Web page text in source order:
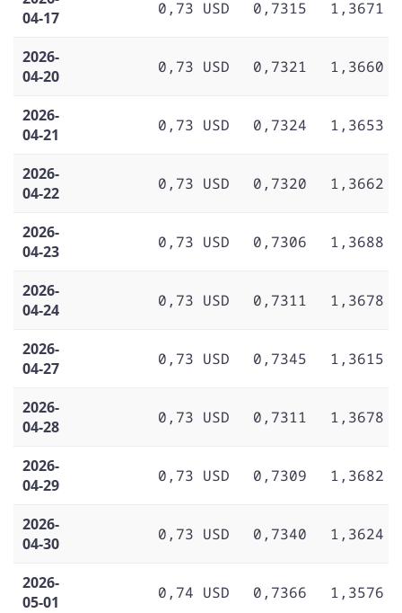
04-17
0,73 USD 0,7315 1,3671
2026-
04-20
0,73 USD 0,7321 1,3660
2026-
04-21
0,73 USD 0,7324 1,3653
2026-
04-22
0,73 USD 0,7320 1,3662
2026-
04-23
0,73 USD 0,7306 1,3688
2026-
04-24
0,73 USD 0,7311 1,3678
2026-
04-27
0,73 USD 0,7345 1,3615
2026-
04-28
0,73 USD 0,7311 1,3678
2026-
04-29
0,73 USD 0,7309 1,3682
2026-
04-30
0,73 USD 0,7340 1,3624
2026-
05-01
0,74 USD 0,7366 1,3576